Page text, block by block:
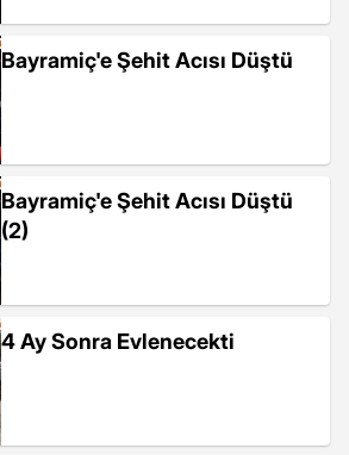
Bayramiç'e Şehit Acısı Düştü
Bayramiç'e Şehit Acısı Düştü
(2)
4 Ay Sonra Evlenecekti